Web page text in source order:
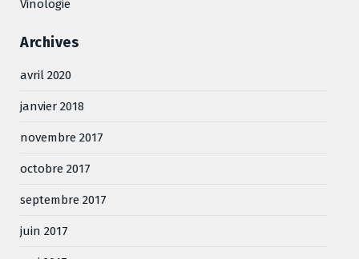
Vinologie
Archives
avril 2020
janvier 2018
novembre 2017
octobre 2017
septembre 2017
juin 2017